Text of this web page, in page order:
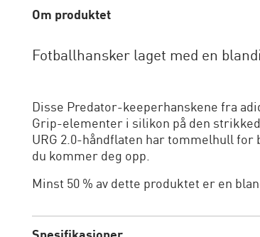
Om produktet
Fotballhansker laget med en
Disse Predator-keeperhanskene fra
Grip-elementer i silikon på den
URG 2.0-håndflaten har tommelhull
du kommer deg opp.
Minst 50 % av dette produktet er en